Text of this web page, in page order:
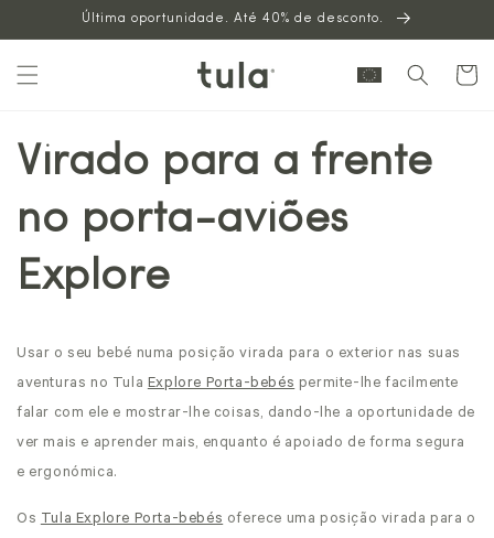
Última oportunidade. Até 40% de desconto.
Carrinho
Virado para a frente
no porta-aviões
Explore
Usar o seu bebé numa posição virada para o exterior nas suas
aventuras no TulaExplore Porta-bebés permite-lhe facilmente
falar com ele e mostrar-lhe coisas, dando-lhe a oportunidade de
ver mais e aprender mais, enquanto é apoiado de forma segura
e ergonómica.
OsTula Explore Porta-bebésoferece uma posição virada para o